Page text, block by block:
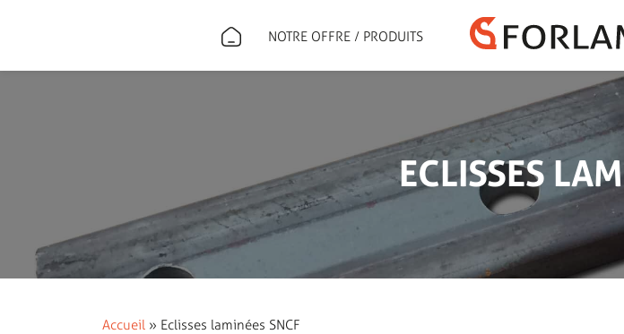
NOTRE OFFRE / PRODUITS
ECLISSES
Accueil » Eclisses laminées SNCF